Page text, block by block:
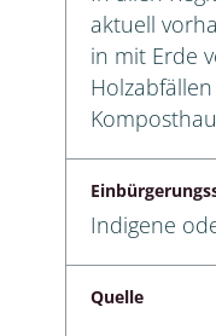
aktuell
in mit Erde
Indigene
Quelle